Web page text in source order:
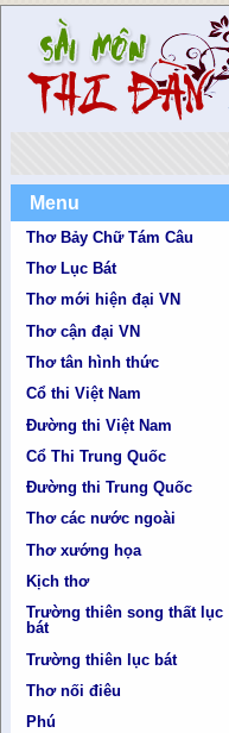
Menu
Thơ Bảy Chữ Tám Câu
Thơ Lục Bát
Thơ mới hiện đại VN
Thơ cận đại VN
Thơ tân hình thức
Cổ thi Việt Nam
Đường thi Việt Nam
Cổ Thi Trung Quốc
Đường thi Trung Quốc
Thơ các nước ngoài
Thơ xướng họa
Kịch thơ
Trường thiên song thất lục
bát
Trường thiên lục bát
Thơ nối điêu
Phú